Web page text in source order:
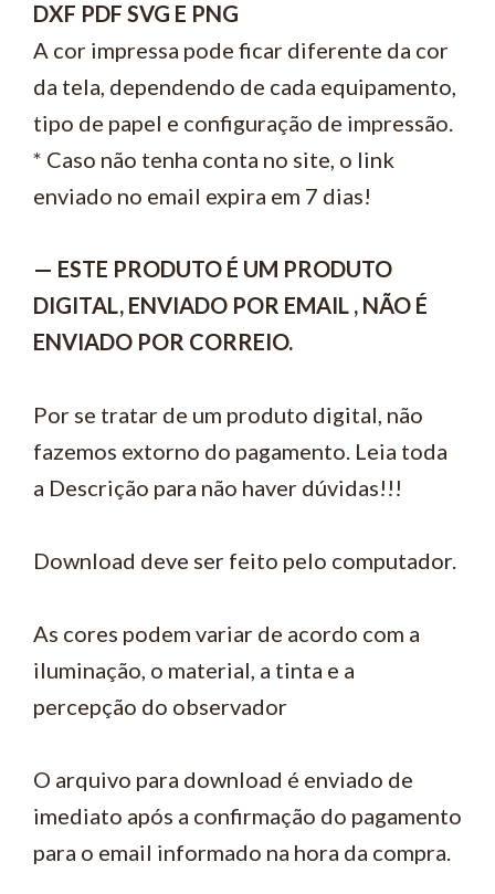
DXF PDF SVG E PNG
A cor impressa pode ficar diferente da cor
da tela, dependendo de cada equipamento,
tipo de papel e configuração de impressão.
* Caso não tenha conta no site, o link
enviado no email expira em 7 dias!
— ESTE PRODUTO É UM PRODUTO
DIGITAL, ENVIADO POR EMAIL , NÃO É
ENVIADO POR CORREIO.
Por se tratar de um produto digital, não
fazemos extorno do pagamento. Leia toda
a Descrição para não haver dúvidas!!!
Download deve ser feito pelo computador.
As cores podem variar de acordo com a
iluminação, o material, a tinta e a
percepção do observador
O arquivo para download é enviado de
imediato após a confirmação do pagamento
para o email informado na hora da compra.